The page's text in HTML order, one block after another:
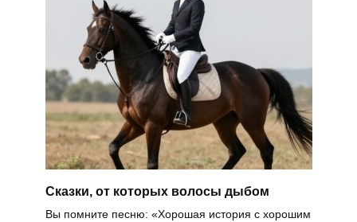
Сказки, от которых волосы дыбом
Вы помните песню: «Хорошая история с хорошим